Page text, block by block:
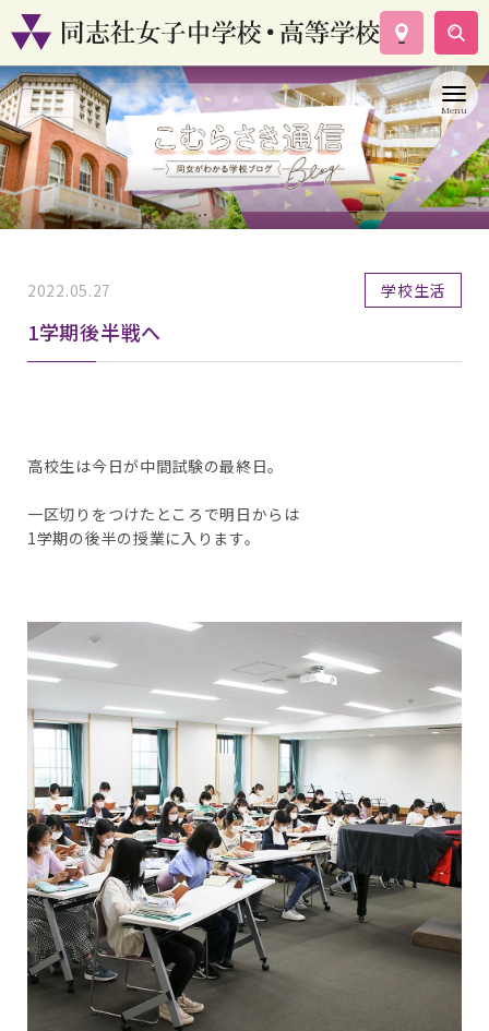
学校案内
コース紹介
学校生活
入試情報
資料請求
2022.05.27 学校生活
1学期後半戦へ
高校生は今日が中間試験の最終日。
一区切りをつけたところで明日からは
1学期の後半の授業に入ります。